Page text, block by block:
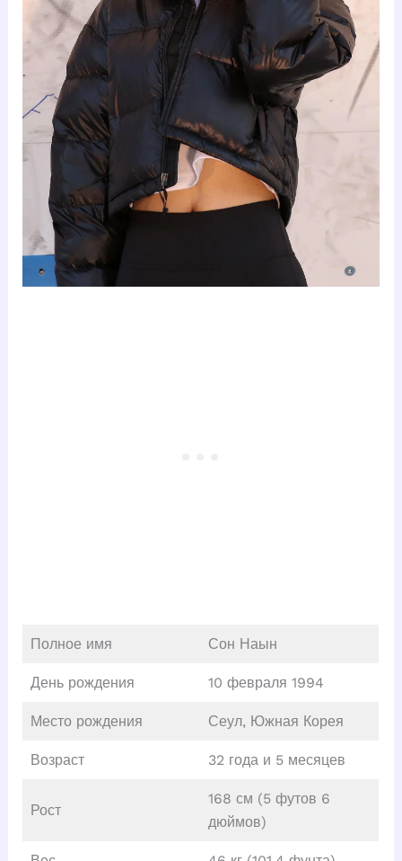
Полное имя Сон Наын
День рождения 10 февраля 1994
Место рождения Сеул, Южная Корея
Возраст 32 года и 5 месяцев
Рост
168 см (5 футов 6
дюймов)